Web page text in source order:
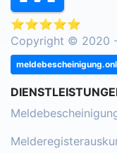
⭐⭐⭐⭐⭐
Copyright © 2020